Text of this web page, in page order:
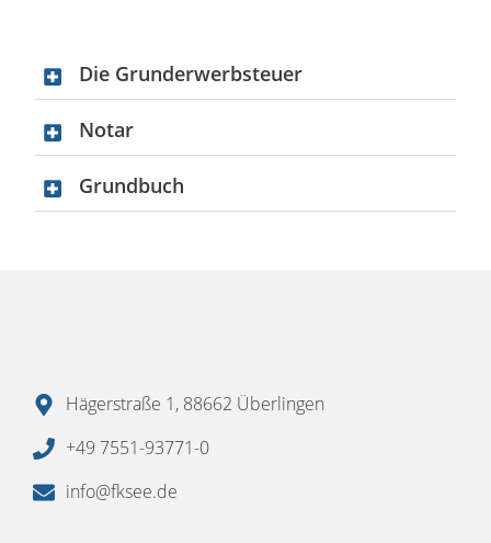
Die Grunderwerbsteuer
Notar
Grundbuch
Hägerstraße 1, 88662 Überlingen
+49 7551-93771-0
info@fksee.de